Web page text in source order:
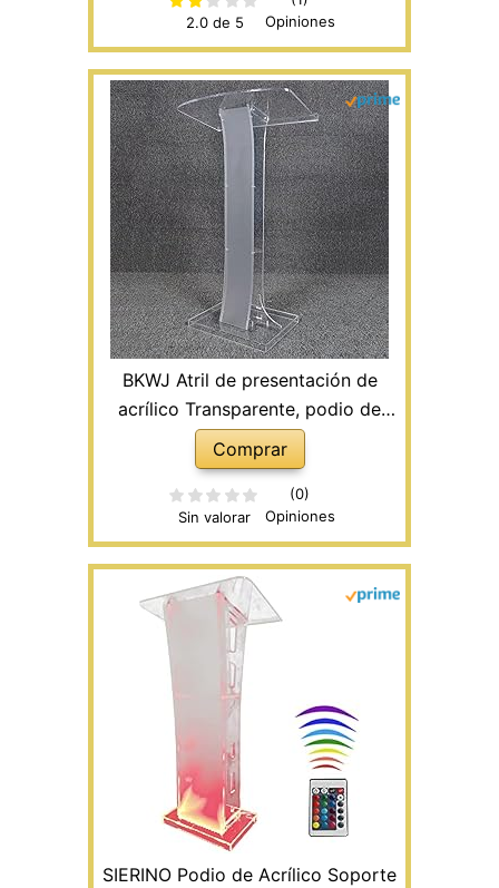
De Pie
2.0 de 5
Opiniones
BKWJ Atril de presentación de
acrílico Transparente, podio de
conferencias con luz LED y Control
Remoto, Elegante Escritorio de
Lectura de pie, para Bodas en la
Oficina de la Iglesia,Without Light
Comprar
Sin valorar
(0)
Opiniones
SIERINO Podio de Acrílico Soporte